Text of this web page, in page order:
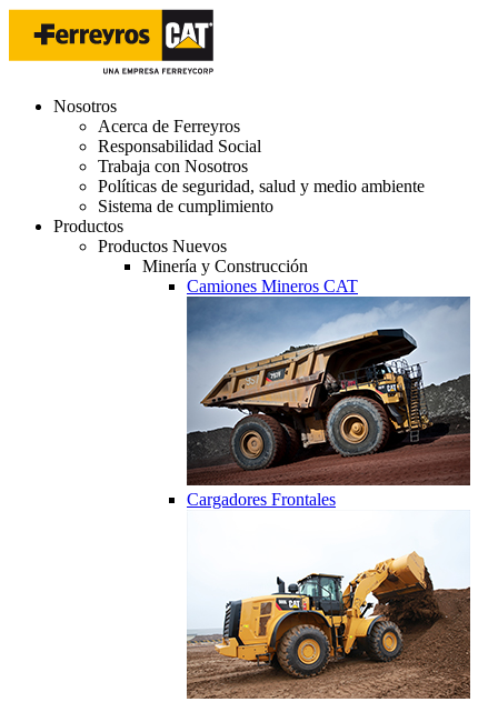
Nosotros
Acerca de Ferreyros
Responsabilidad Social
Trabaja con Nosotros
Políticas de seguridad, salud y medio ambiente
Sistema de cumplimiento
Productos
Productos Nuevos
Minería y Construcción
Camiones Mineros CAT
Cargadores Frontales